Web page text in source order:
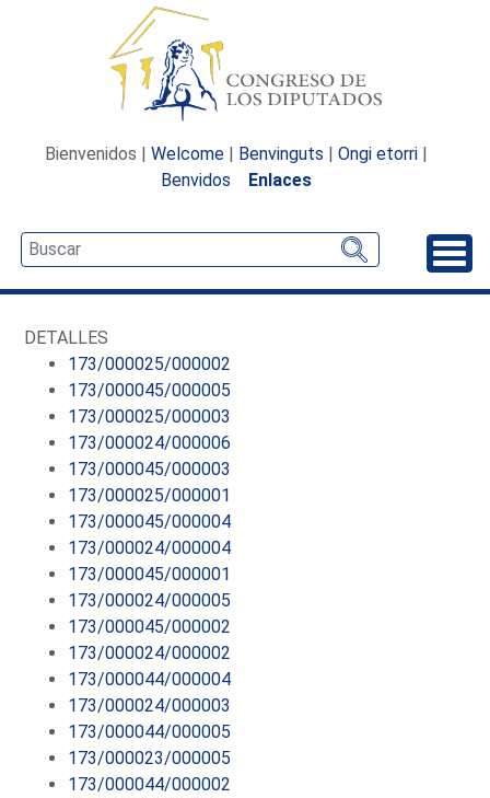
Bienvenidos | Welcome | Benvinguts | Ongi etorri |
Benvidos
Enlaces
DETALLES
173/000025/000002
173/000045/000005
173/000025/000003
173/000024/000006
173/000045/000003
173/000025/000001
173/000045/000004
173/000024/000004
173/000045/000001
173/000024/000005
173/000045/000002
173/000024/000002
173/000044/000004
173/000024/000003
173/000044/000005
173/000023/000005
173/000044/000002